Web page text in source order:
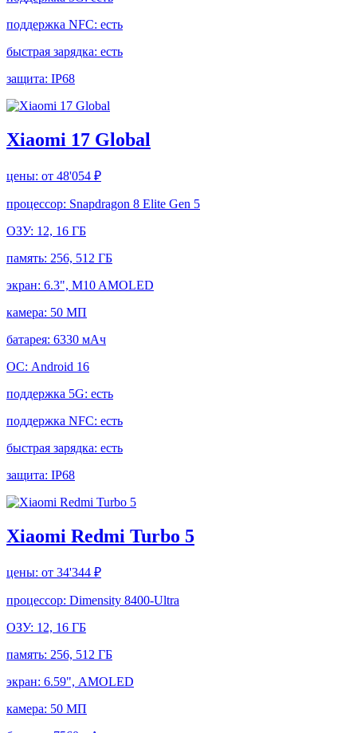
поддержка NFC: есть
быстрая зарядка: есть
защита: IP68
Xiaomi 17 Global
цены: от 48'054 ₽
процессор: Snapdragon 8 Elite Gen 5
ОЗУ: 12, 16 ГБ
память: 256, 512 ГБ
экран: 6.3", M10 AMOLED
камера: 50 МП
батарея: 6330 мАч
ОС: Android 16
поддержка 5G: есть
поддержка NFC: есть
быстрая зарядка: есть
защита: IP68
Xiaomi Redmi Turbo 5
цены: от 34'344 ₽
процессор: Dimensity 8400-Ultra
ОЗУ: 12, 16 ГБ
память: 256, 512 ГБ
экран: 6.59", AMOLED
камера: 50 МП